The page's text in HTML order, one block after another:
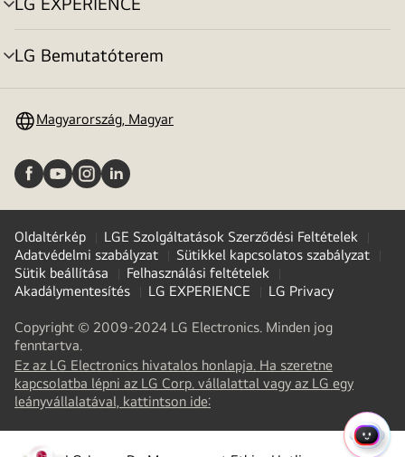
menu
toggle
LG Bemutatóterem
menu
Magyarország, Magyar
Oldaltérkép
LGE Szolgáltatások Szerződési Feltételek
Adatvédelmi szabályzat
Sütikkel kapcsolatos szabályzat
Sütik beállítása
Felhasználási feltételek
Akadálymentesítés
LG EXPERIENCE LG Privacy
Copyright © 2009-2024 LG Electronics. Minden jog
fenntartva.
Ez az LG Electronics hivatalos honlapja. Ha szeretne
kapcsolatba lépni az LG Corp. vállalattal vagy az LG egy
leányvállalatával, kattintson ide:(
a